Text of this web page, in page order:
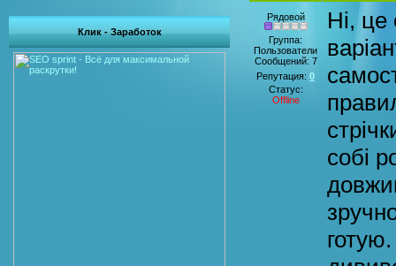
Клик - Заработок
Рядовой
Группа:
Пользователи
Сообщений: 7
Репутация: 0
Статус:
Offline
Ні, це
собі